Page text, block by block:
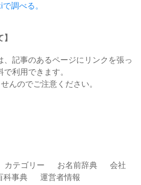
調べる。
、記事のあるページにリンクを張っ
利用できます。
んのでご注意ください。
カテゴリー お名前辞典
会社
科事典 運営者情報